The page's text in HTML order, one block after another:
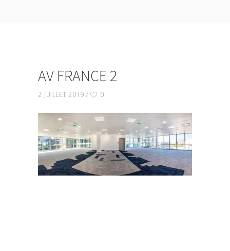
AV FRANCE 2
2 JUILLET 2019 0